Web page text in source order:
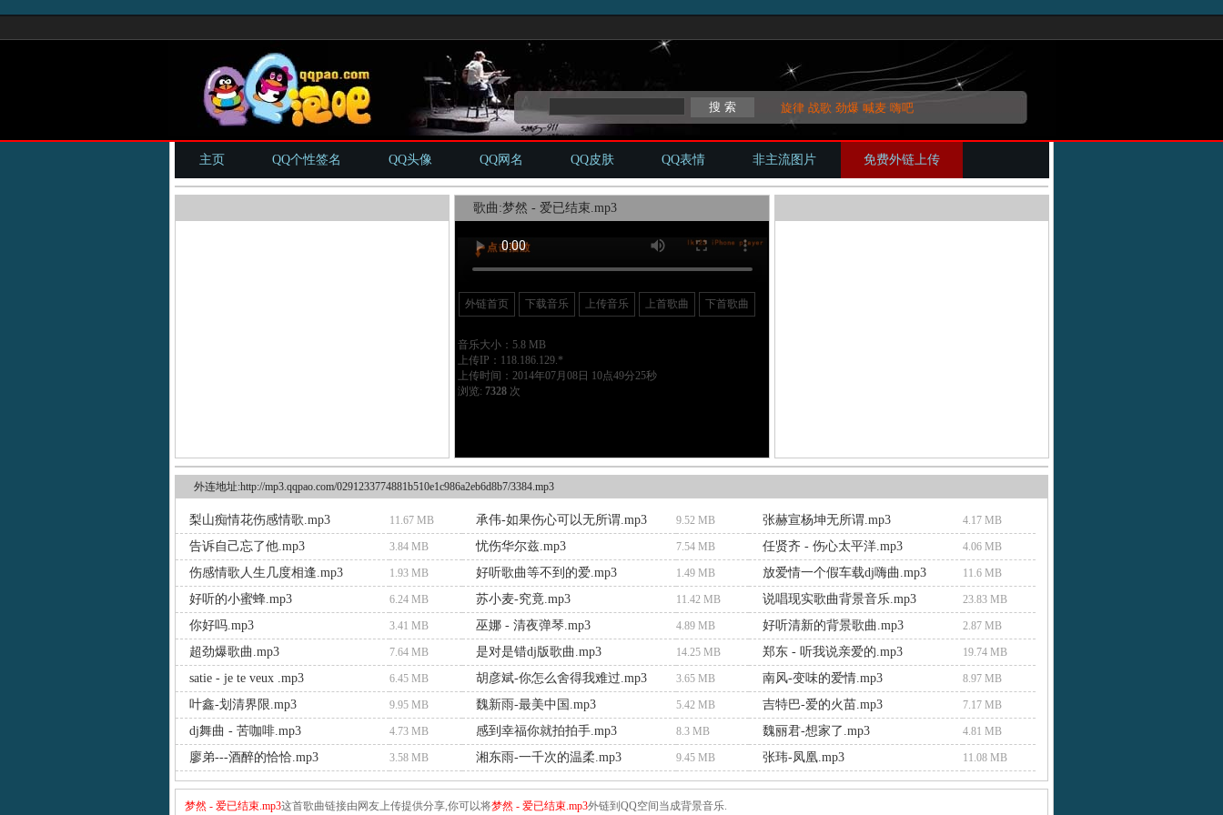
旋律 战歌 劲爆 喊麦 嗨吧
主页 QQ个性签名 QQ头像 QQ网名 QQ皮肤 QQ表情 非主流图片 免费外链上传
歌曲:梦然 - 爱已结束.mp3
外链首页 下载音乐 上传音乐 上首歌曲 下首歌曲
音乐大小：5.8 MB
上传IP：118.186.129.*
上传时间：2014年07月08日 10点49分25秒
浏览: 7328次
外连地址:http://mp3.qqpao.com/0291233774881b510e1c986a2eb6d8b7/3384.mp3
梨山痴情花伤感情歌.mp3 11.67 MB 承伟-如果伤心可以无所谓.mp3 9.52 MB 张赫宣杨坤无所谓.mp3 4.17 MB
告诉自己忘了他.mp3 3.84 MB 忧伤华尔兹.mp3 7.54 MB 任贤齐 - 伤心太平洋.mp3 4.06 MB
伤感情歌人生几度相逢.mp3 1.93 MB 好听歌曲等不到的爱.mp3 1.49 MB 放爱情一个假车载dj嗨曲.mp3 11.6 MB
好听的小蜜蜂.mp3 6.24 MB 苏小麦-究竟.mp3 11.42 MB 说唱现实歌曲背景音乐.mp3 23.83 MB
你好吗.mp3 3.41 MB 巫娜 - 清夜弹琴.mp3 4.89 MB 好听清新的背景歌曲.mp3 2.87 MB
超劲爆歌曲.mp3 7.64 MB 是对是错dj版歌曲.mp3 14.25 MB 郑东 - 听我说亲爱的.mp3 19.74 MB
satie - je te veux .mp3 6.45 MB 胡彦斌-你怎么舍得我难过.mp3 3.65 MB 南风-变味的爱情.mp3 8.97 MB
叶鑫-划清界限.mp3 9.95 MB 魏新雨-最美中国.mp3 5.42 MB 吉特巴-爱的火苗.mp3 7.17 MB
dj舞曲 - 苦咖啡.mp3 4.73 MB 感到幸福你就拍拍手.mp3 8.3 MB 魏丽君-想家了.mp3 4.81 MB
廖弟---酒醉的恰恰.mp3 3.58 MB 湘东雨-一千次的温柔.mp3 9.45 MB 张玮-凤凰.mp3 11.08 MB
梦然 - 爱已结束.mp3这首歌曲链接由网友上传提供分享,你可以将梦然 - 爱已结束.mp3外链到QQ空间当成背景音乐.